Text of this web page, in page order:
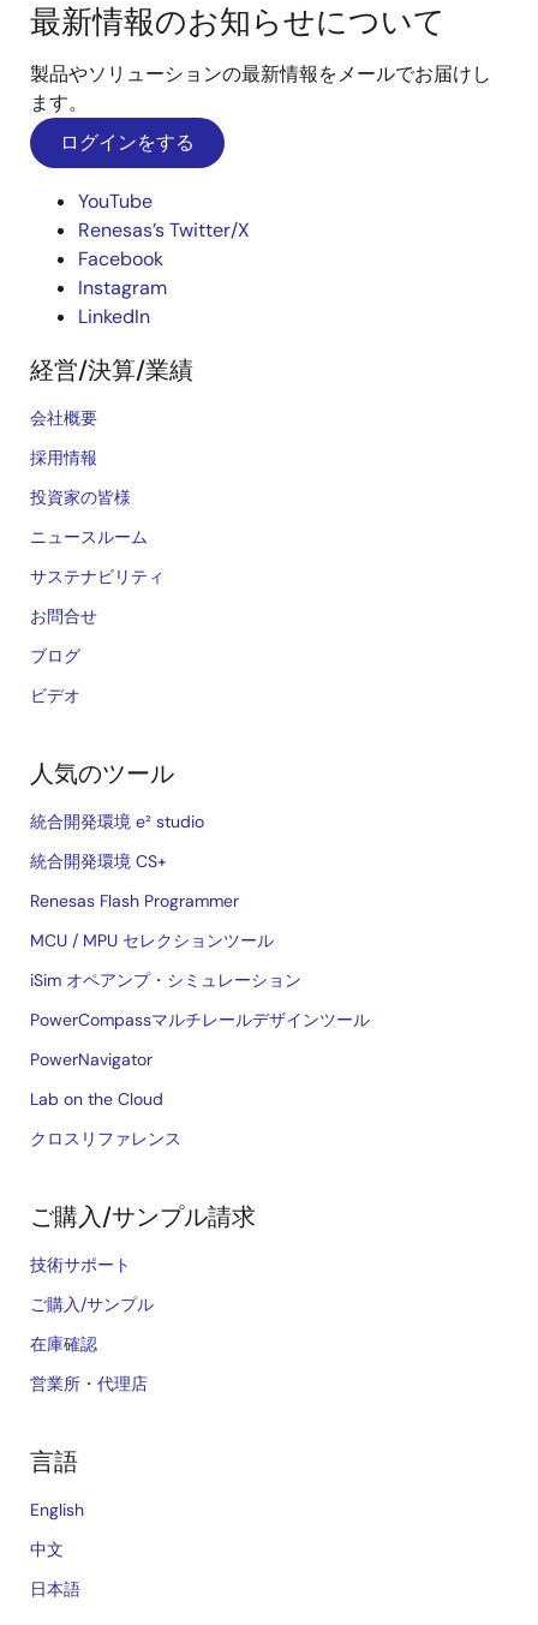
最新情報のお知らせについて
製品やソリューションの最新情報をメールでお届けし
ます。
ログインをする
YouTube
Renesas’s Twitter/X
Facebook
Instagram
LinkedIn
経営/決算/業績
会社概要
採用情報
投資家の皆様
ニュースルーム
サステナビリティ
お問合せ
ブログ
ビデオ
人気のツール
統合開発環境 e² studio
統合開発環境 CS+
Renesas Flash Programmer
MCU / MPU セレクションツール
iSim オペアンプ・シミュレーション
PowerCompassマルチレールデザインツール
PowerNavigator
Lab on the Cloud
クロスリファレンス
ご購入/サンプル請求
技術サポート
ご購入/サンプル
在庫確認
営業所・代理店
言語
English
中文
日本語